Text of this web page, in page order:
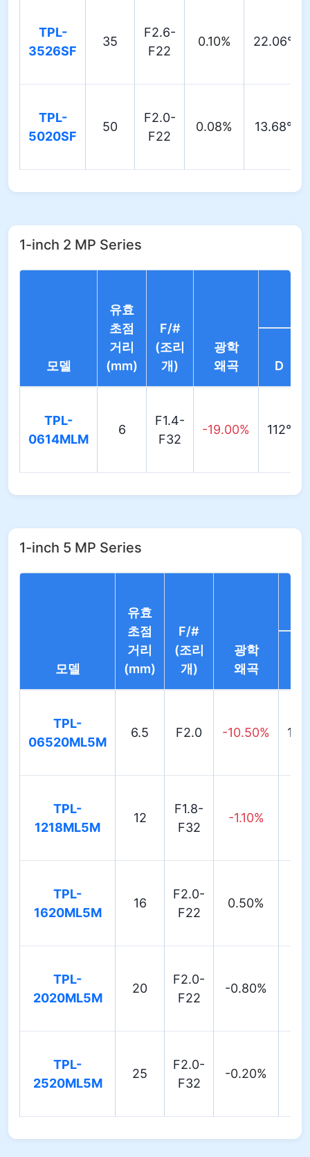
TPL-
3526SF
35
F2.6-
F22
0.10% 22.06°
TPL-
5020SF
50
F2.0-
F22
0.08% 13.68°
1-inch 2 MP Series
모델
유효
초점
거리
(mm)
F/#
(조리
개)
광학
왜곡
D
TPL-
0614MLM
6
F1.4-
F32
-19.00% 112°
1-inch 5 MP Series
모델
유효
초점
거리
(mm)
F/#
(조리
개)
광학
왜곡
TPL-
06520ML5M
6.5 F2.0 -10.50%
TPL-
1218ML5M
12
F1.8-
F32
-1.10%
TPL-
1620ML5M
16
F2.0-
F22
0.50%
TPL-
2020ML5M
20
F2.0-
F22
-0.80%
TPL-
2520ML5M
25
F2.0-
F32
-0.20%